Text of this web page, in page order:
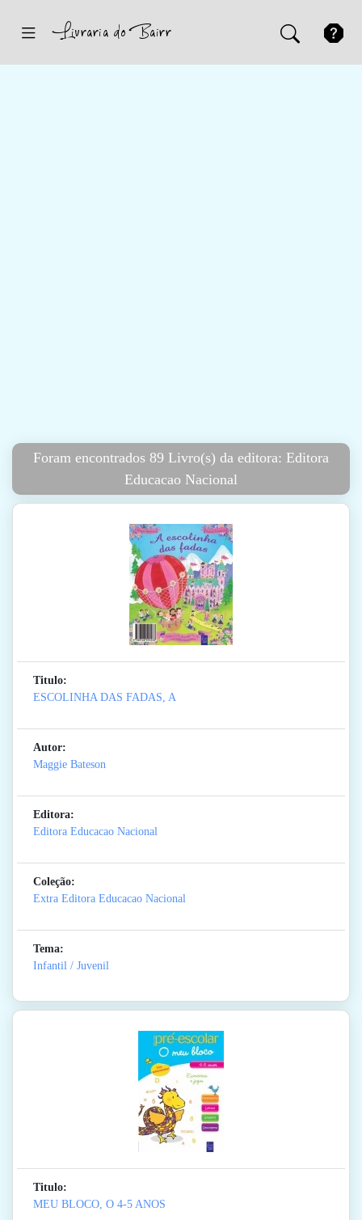
Foram encontrados 89 Livro(s) da editora: Editora
Educacao Nacional
Titulo:
ESCOLINHA DAS FADAS, A
Autor:
Maggie Bateson
Editora:
Editora Educacao Nacional
Coleção:
Extra Editora Educacao Nacional
Tema:
Infantil / Juvenil
Titulo:
MEU BLOCO, O 4-5 ANOS